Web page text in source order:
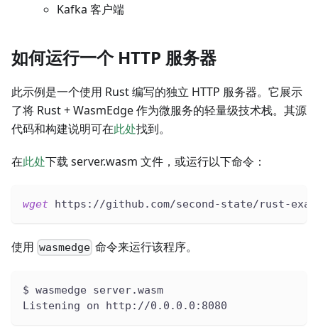
Kafka 客户端
如何运行一个 HTTP 服务器
此示例是一个使用 Rust 编写的独立 HTTP 服务器。它展示
了将 Rust + WasmEdge 作为微服务的轻量级技术栈。其源
代码和构建说明可在此处找到。
在此处下载 server.wasm 文件，或运行以下命令：
wget https://github.com/second-state/rust-
使用 wasmedge 命令来运行该程序。
$ wasmedge server.wasm
Listening on http://0.0.0.0:8080